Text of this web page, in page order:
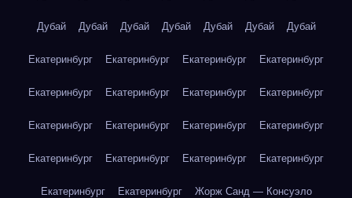
Дубай Дубай Дубай Дубай Дубай Дубай Дубай
Екатеринбург Екатеринбург Екатеринбург Екатеринбург
Екатеринбург Екатеринбург Екатеринбург Екатеринбург
Екатеринбург Екатеринбург Екатеринбург Екатеринбург
Екатеринбург Екатеринбург Екатеринбург Екатеринбург
Екатеринбург Екатеринбург Жорж Санд — Консуэло